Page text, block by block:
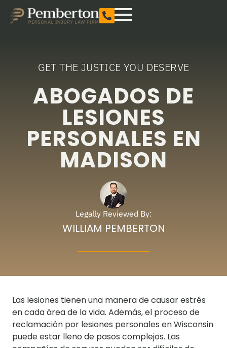
GET THE JUSTICE YOU DESERVE
ABOGADOS DE
LESIONES
PERSONALES EN
MADISON
Legally Reviewed By:
WILLIAM PEMBERTON
Las lesiones tienen una manera de causar estrés
en cada área de la vida. Además, el proceso de
reclamación por lesiones personales en Wisconsin
puede estar lleno de pasos complejos. Las